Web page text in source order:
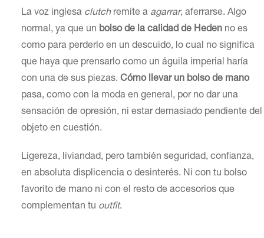
La voz inglesa clutchremite a agarrar, aferrarse. Algo
normal, ya que un bolso de la calidad de Hedenno es
como para perderlo en un descuido, lo cual no significa
que haya que prensarlo como un águila imperial haría
con una de sus piezas. Cómo llevar un bolso de mano
pasa, como con la moda en general, por no dar una
sensación de opresión, ni estar demasiado pendiente del
objeto en cuestión.
Ligereza, liviandad, pero también seguridad, confianza,
en absoluta displicencia o desinterés. Ni con tu bolso
favorito de mano ni con el resto de accesorios que
complementan tu outfit.